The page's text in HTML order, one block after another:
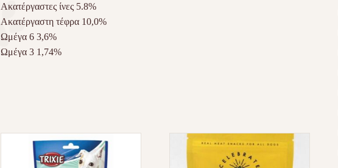
Ακατέργαστες ίνες 5.8%
Ακατέργαστη τέφρα 10,0%
Ωμέγα 6 3,6%
Ωμέγα 3 1,74%